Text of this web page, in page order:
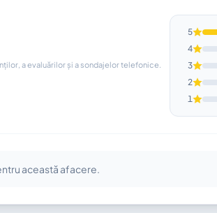
a evaluărilor și a sondajelor telefonice.
5
4
3
2
1
această afacere.